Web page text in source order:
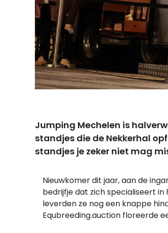
Jumping Mechelen is
standjes die de Nekkerhal
standjes je zeker niet mag
Nieuwkomer dit jaar, aan de
bedrijfje dat zich specialiseert
leverden ze nog een knappe
Equbreeding.auction floreerde